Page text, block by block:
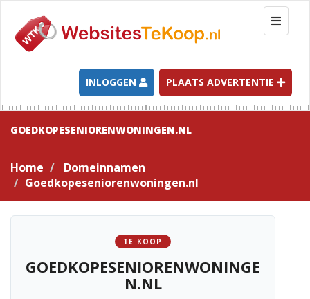
T
o
g
l
e
n
t
i
INLOGGEN PLAATS ADVERTENTIE
GOEDKOPESENIORENWONINGEN.NL
Home
Domeinnamen
Goedkopeseniorenwoningen.nl
TE KOOP
GOEDKOPESENIORENWONINGE
N.NL